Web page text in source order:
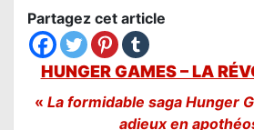
Partagez cet article
HUNGER GAMES – LA
« La formidable saga Hunger
adieux en